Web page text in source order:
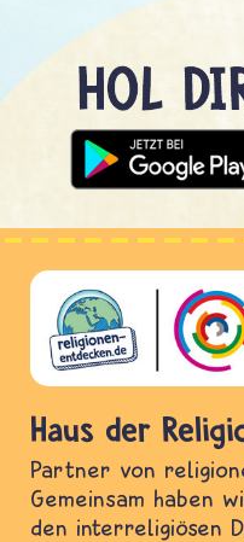
Haus der
Partner von
Gemeinsam haben
den interreligiösen